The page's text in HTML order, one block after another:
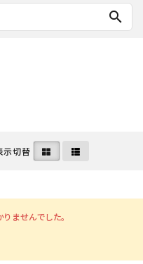
search
示切替
ませんでした。